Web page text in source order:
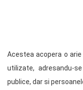
Acestea acopera o
utilizate, adresandu-
publice, dar si